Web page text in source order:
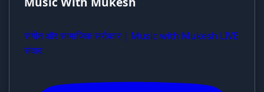
संगीत और सामाजिक सरोकार | Music with Mukesh LIVE
संवाद